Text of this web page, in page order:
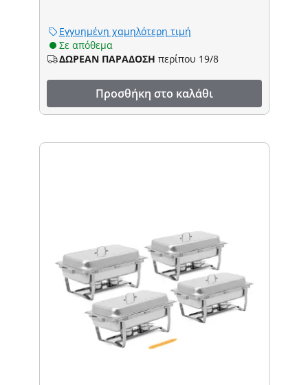
Εγγυημένη χαμηλότερη τιμή
Σε απόθεμα
ΔΩΡΕΑΝ ΠΑΡΑΔΟΣΗ περίπου 19/8
Προσθήκη στο καλάθι